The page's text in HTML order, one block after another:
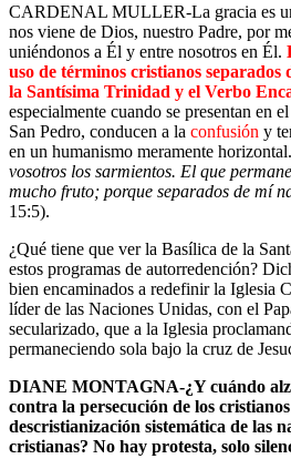
CARDENAL MULLER-La gracia es
nos viene de Dios, nuestro Padre, por
uniéndonos a Él y entre nosotros en Él.
uso de términos cristianos separados
la Santísima Trinidad y el Verbo
especialmente cuando se presentan en
San Pedro, conducen a la confusión y
en un humanismo meramente
vosotros los sarmientos. El que
mucho fruto; porque separados de mí
15:5).
¿Qué tiene que ver la Basílica de la
estos programas de autorredención?
bien encaminados a redefinir la Iglesia
líder de las Naciones Unidas, con el
secularizado, que a la Iglesia
permaneciendo sola bajo la cruz de
DIANE MONTAGNA-¿Y cuándo
contra la persecución de los
descristianización sistemática de las
cristianas? No hay protesta, solo